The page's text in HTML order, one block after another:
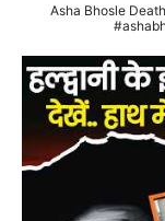
Asha Bhosle